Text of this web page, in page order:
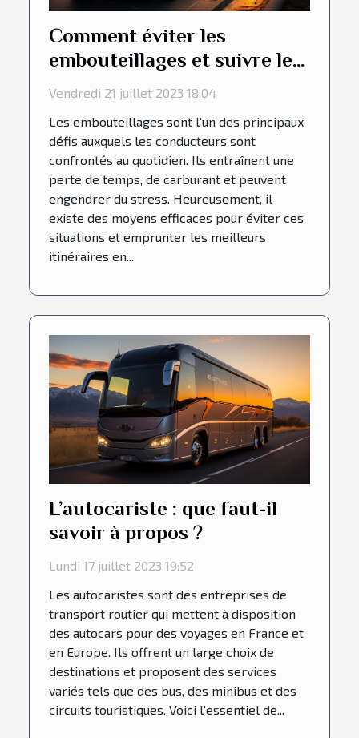
Comment éviter les
embouteillages et suivre les
meilleurs itinéraires en
conduisant votre véhicule ?
Vendredi 21 juillet 2023 18:04
Les embouteillages sont l'un des principaux
défis auxquels les conducteurs sont
confrontés au quotidien. Ils entraînent une
perte de temps, de carburant et peuvent
engendrer du stress. Heureusement, il
existe des moyens efficaces pour éviter ces
situations et emprunter les meilleurs
itinéraires en...
L’autocariste : que faut-il
savoir à propos ?
Lundi 17 juillet 2023 19:52
Les autocaristes sont des entreprises de
transport routier qui mettent à disposition
des autocars pour des voyages en France et
en Europe. Ils offrent un large choix de
destinations et proposent des services
variés tels que des bus, des minibus et des
circuits touristiques. Voici l’essentiel de...